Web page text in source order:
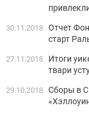
30.11.2018 Отчет
старт
27.11.2018
Итоги
твари
29.10.2018 Сборы в